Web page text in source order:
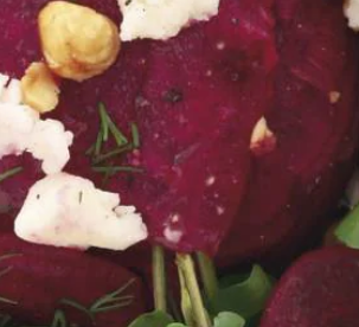
Wat vond je van dit recept?